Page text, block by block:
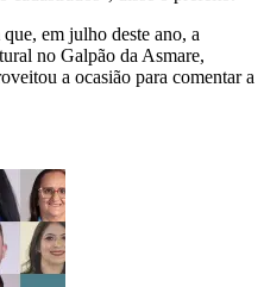
em julho deste ano, a
no Galpão da Asmare,
a ocasião para comentar a